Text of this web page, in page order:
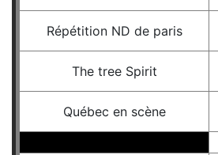
Répétition ND de paris
The tree Spirit
Québec en scène